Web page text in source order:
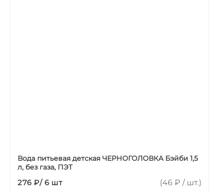
Вода питьевая детская ЧЕРНОГОЛОВКА Бэйби 1,5
л, без газа, ПЭТ
276 ₽/6 шт (46 ₽ / шт.)